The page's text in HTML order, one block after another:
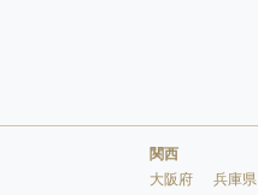
関西
大阪府
兵庫県